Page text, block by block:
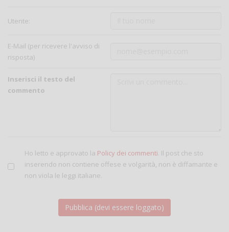
Utente:
E-Mail (per ricevere l'avviso di
risposta)
Inserisci il testo del
commento
Ho letto e approvato la Policy dei commenti. Il post che sto
inserendo non contiene offese e volgarità, non è diffamante e
non viola le leggi italiane.